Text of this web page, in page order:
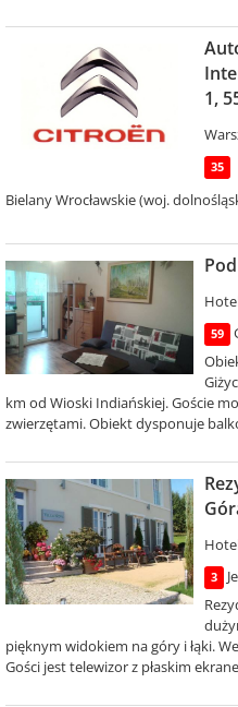
1,
35
Bielany Wrocławskie (woj.
59
km od Wioski Indiańskiej. Goście
zwierzętami. Obiekt dysponuje
3
pięknym widokiem na góry i łąki.
Gości jest telewizor z płaskim